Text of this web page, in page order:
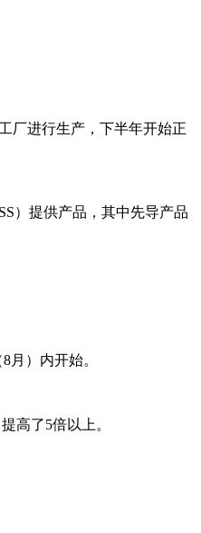
厂进行生产，下半年开始正
）提供产品，其中先导产品
月）内开始。
高了5倍以上。